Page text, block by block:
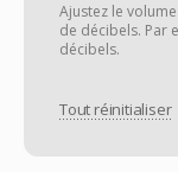
Ajustez le
de décibels. Par
décibels.
Tout réinitialiser